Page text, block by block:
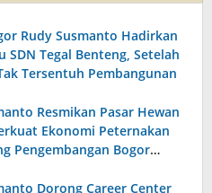
Rudy Susmanto Hadirkan
SDN Tegal Benteng, Setelah
Tersentuh Pembangunan
Resmikan Pasar Hewan
Ekonomi Peternakan
Pengembangan Bogor
Dorong Career Center